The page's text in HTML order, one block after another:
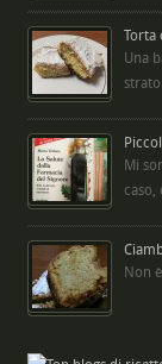
Torta
Una
Mi
caso,
Non